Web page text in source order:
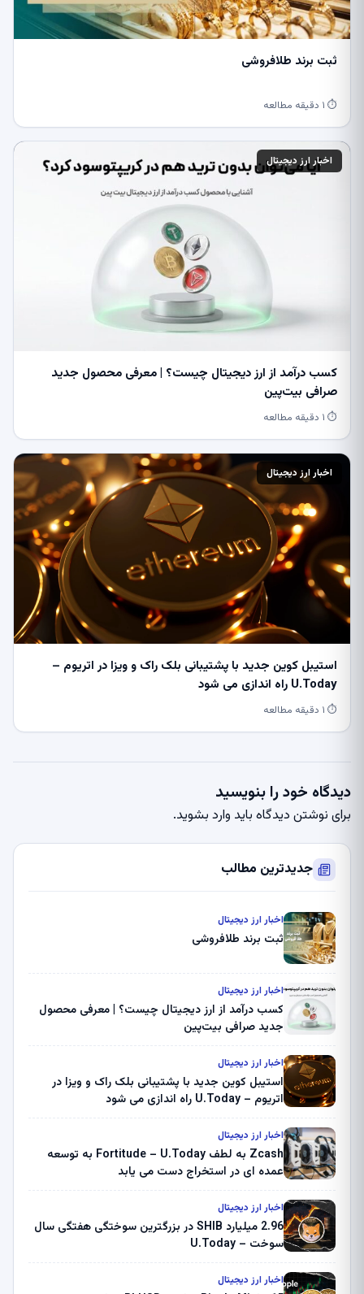
ثبت برند طلافروشی
⏱ ۱ دقیقه مطالعه
اخبار ارز دیجیتال
کسب درآمد از ارز دیجیتال چیست؟ | معرفی محصول جدید
صرافی بیت‌پین
⏱ ۱ دقیقه مطالعه
اخبار ارز دیجیتال
استیبل کوین جدید با پشتیبانی بلک راک و ویزا در اتریوم –
U.Today راه اندازی می شود
⏱ ۱ دقیقه مطالعه
دیدگاه خود را بنویسید
برای نوشتن دیدگاه باید وارد بشوید.
جدیدترین مطالب
اخبار ارز دیجیتال
ثبت برند طلافروشی
اخبار ارز دیجیتال
کسب درآمد از ارز دیجیتال چیست؟ | معرفی محصول
جدید صرافی بیت‌پین
اخبار ارز دیجیتال
استیبل کوین جدید با پشتیبانی بلک راک و ویزا در
اتریوم – U.Today راه اندازی می شود
اخبار ارز دیجیتال
Zcash به لطف Fortitude – U.Today به توسعه
عمده ای در استخراج دست می یابد
اخبار ارز دیجیتال
2.96 میلیارد SHIB در بزرگترین سوختگی هفتگی سال
سوخت – U.Today
اخبار ارز دیجیتال